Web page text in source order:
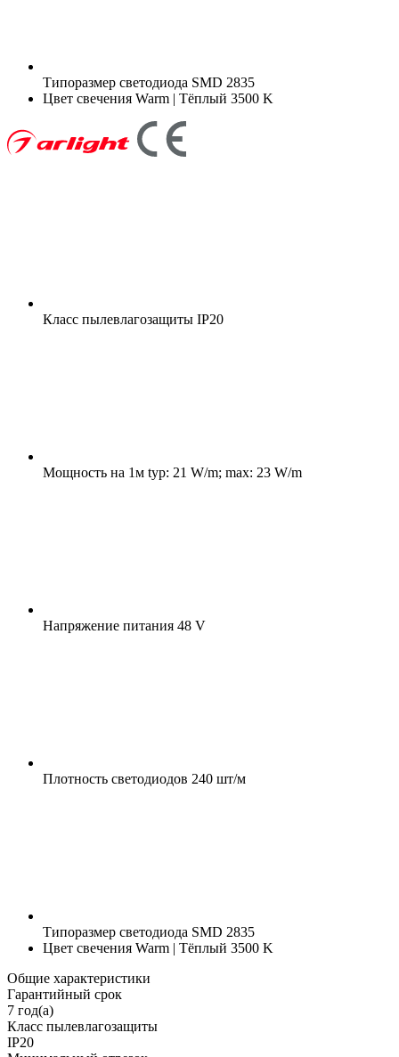
Типоразмер светодиода SMD 2835
Цвет свечения Warm | Тёплый 3500 K
Класс пылевлагозащиты IP20
Мощность на 1м typ: 21 W/m; max: 23 W/m
Напряжение питания 48 V
Плотность светодиодов 240 шт/м
Типоразмер светодиода SMD 2835
Цвет свечения Warm | Тёплый 3500 K
Общие характеристики
Гарантийный срок
7 год(а)
Класс пылевлагозащиты
IP20